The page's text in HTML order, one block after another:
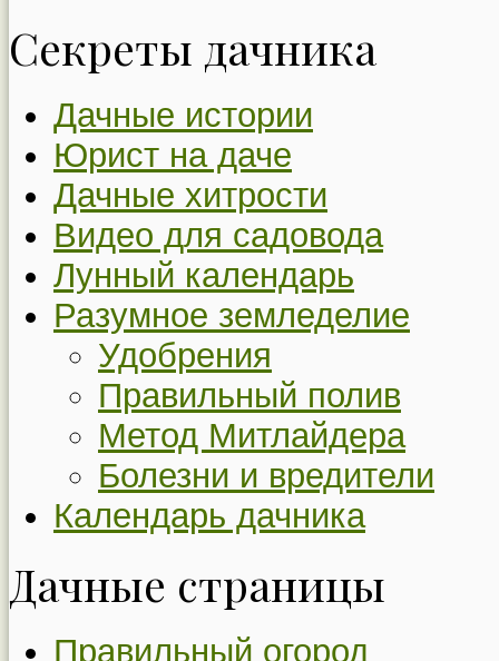
Секреты дачника
Дачные истории
Юрист на даче
Дачные хитрости
Видео для садовода
Лунный календарь
Разумное земледелие
Удобрения
Правильный полив
Метод Митлайдера
Болезни и вредители
Календарь дачника
Дачные страницы
Правильный огород